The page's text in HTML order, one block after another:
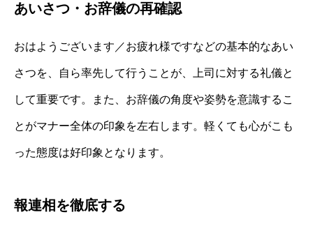
あいさつ・お辞儀の再確認
おはようございます／お疲れ様ですなどの基本的なあい
さつを、自ら率先して行うことが、上司に対する礼儀と
して重要です。また、お辞儀の角度や姿勢を意識するこ
とがマナー全体の印象を左右します。軽くても心がこも
った態度は好印象となります。
報連相を徹底する